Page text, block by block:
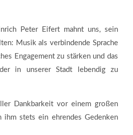
Peter Eifert mahnt uns, sein
Musik als verbindende Sprache
Engagement zu stärken und das
in unserer Stadt lebendig zu
Dankbarkeit vor einem großen
ihm stets ein ehrendes Gedenken